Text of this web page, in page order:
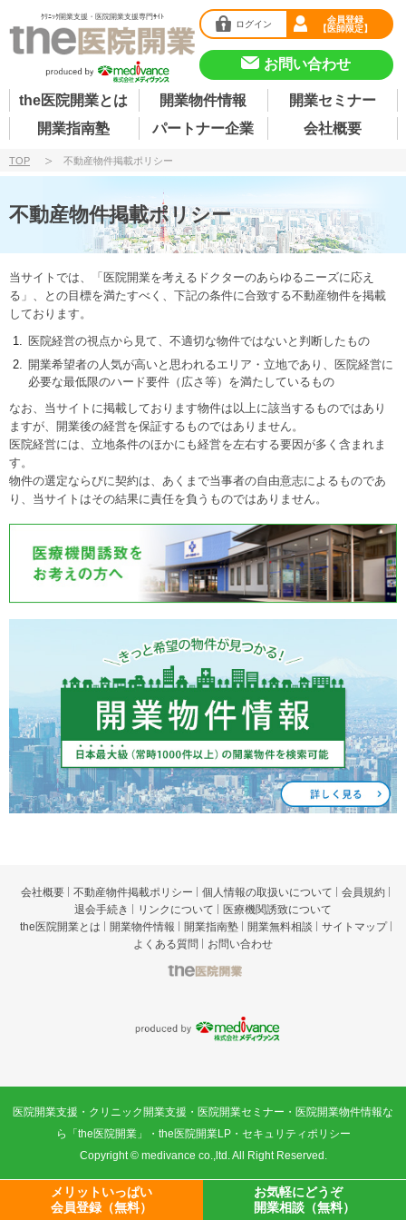
ｸﾘﾆｯｸ開業支援・医院開業支援専門ｻｲﾄ
ログイン
会員登録
【医師限定】
お問い合わせ
the医院開業とは 開業物件情報
開業セミナー
開業指南塾
パートナー企業 会社概要
TOP 不動産物件掲載ポリシー
不動産物件掲載ポリシー
当サイトでは、「医院開業を考えるドクターのあらゆるニーズに応え
る」、との目標を満たすべく、下記の条件に合致する不動産物件を掲載
しております。
医院経営の視点から見て、不適切な物件ではないと判断したもの
開業希望者の人気が高いと思われるエリア・立地であり、医院経営に
必要な最低限のハード要件（広さ等）を満たしているもの
なお、当サイトに掲載しております物件は以上に該当するものではあり
ますが、開業後の経営を保証するものではありません。
医院経営には、立地条件のほかにも経営を左右する要因が多く含まれま
す。
物件の選定ならびに契約は、あくまで当事者の自由意志によるものであ
り、当サイトはその結果に責任を負うものではありません。
メリットいっぱい
会員登録（無料）
お気軽にどうぞ
開業相談（無料）
会社概要 不動産物件掲載ポリシー 個人情報の取扱いについて
会員規約
退会手続き
リンクについて
医療機関誘致について
the医院開業とは
開業物件情報 開業指南塾 開業無料相談
サイトマップ
よくある質問
お問い合わせ
t
he医院開業
roduced by 株式会社メディヴァン
ス
医院開業支援・クリニック開業支援・医院開業セミナー・医院開業物件情報な
ら「the医院開業」・ the医院開業LP・ セキュリティポリシー
Copyright © medivance co.,ltd. All Right Reserved.